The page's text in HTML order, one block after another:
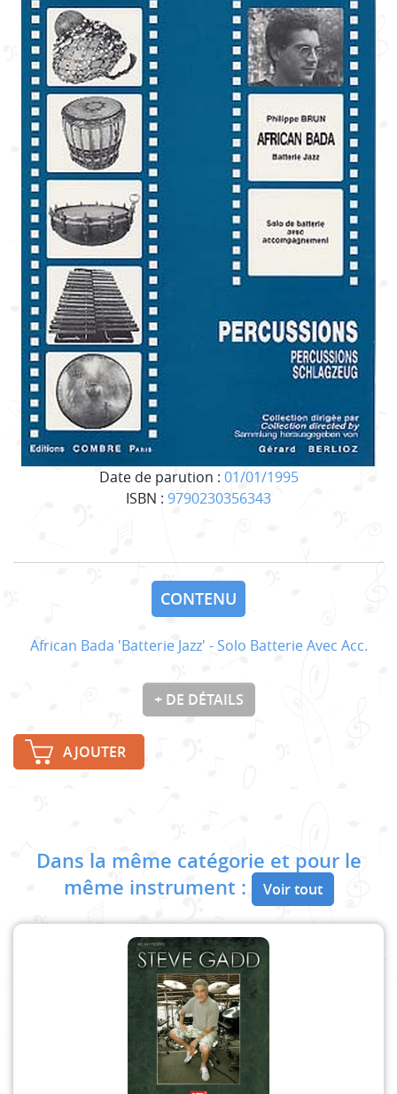
Date de parution : 01/01/1995
ISBN : 9790230356343
CONTENU
African Bada 'Batterie Jazz' - Solo Batterie Avec Acc.
+ DE DÉTAILS
AJOUTER
Dans la même catégorie et pour le
même instrument :
Voir tout